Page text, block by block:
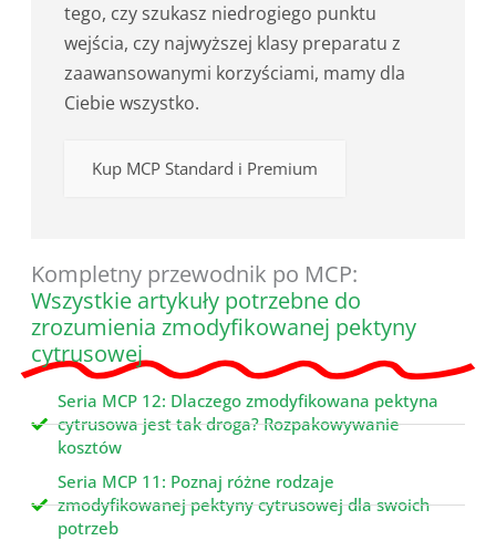
tego, czy szukasz niedrogiego punktu
wejścia, czy najwyższej klasy preparatu z
zaawansowanymi korzyściami, mamy dla
Ciebie wszystko.
Kup MCP Standard i Premium
Kompletny przewodnik po MCP:
Wszystkie artykuły potrzebne do
zrozumienia zmodyfikowanej pektyny
cytrusowej
Seria MCP 12: Dlaczego zmodyfikowana pektyna
cytrusowa jest tak droga? Rozpakowywanie
kosztów
Seria MCP 11: Poznaj różne rodzaje
zmodyfikowanej pektyny cytrusowej dla swoich
potrzeb